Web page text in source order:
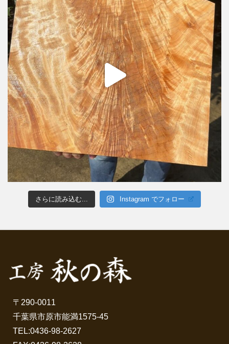
さらに読み込む... Instagram でフォロー
〒290-0011
千葉県市原市能満1575-45
TEL:0436-98-2627